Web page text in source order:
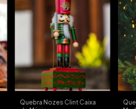
Quebra Nozes Clint Caixa